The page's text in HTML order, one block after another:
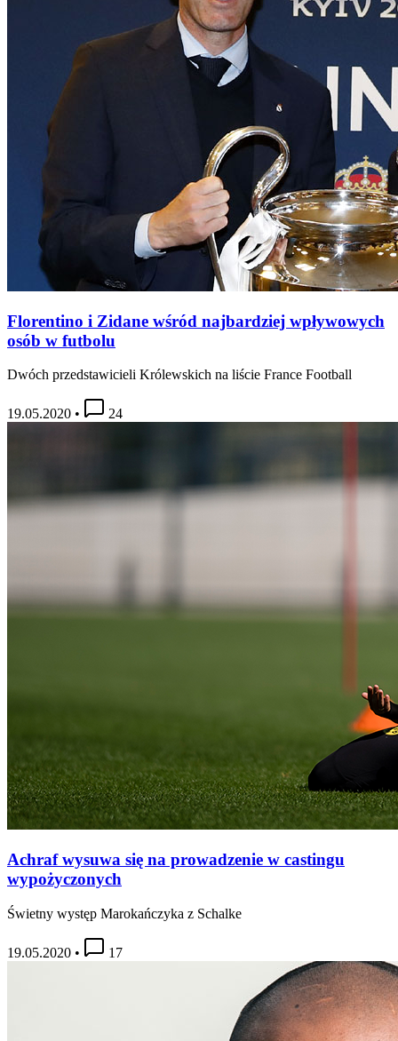
Florentino i Zidane wśród najbardziej wpływowych
osób w futbolu
Dwóch przedstawicieli Królewskich na liście France Football
19.05.2020 • 24
Achraf wysuwa się na prowadzenie w castingu
wypożyczonych
Świetny występ Marokańczyka z Schalke
19.05.2020 • 17